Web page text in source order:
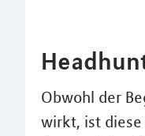
Obwohl der
wirkt, ist diese